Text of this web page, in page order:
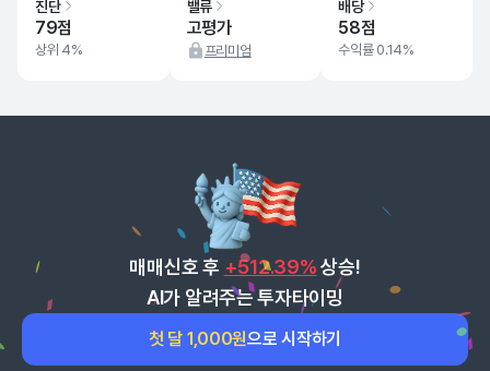
진단
79점
상위 4%
밸류
고평가
프리미엄
배당
58점
수익률 0.14%
매매신호 후 +512.39% 상승!
AI가 알려주는 투자타이밍
첫 달 1,000원으로 시작하기